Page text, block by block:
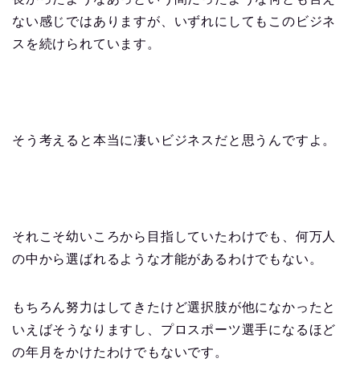
ない感じではありますが、いずれにしてもこのビジネ
スを続けられています。
そう考えると本当に凄いビジネスだと思うんですよ。
それこそ幼いころから目指していたわけでも、何万人
の中から選ばれるような才能があるわけでもない。
もちろん努力はしてきたけど選択肢が他になかったと
いえばそうなりますし、プロスポーツ選手になるほど
の年月をかけたわけでもないです。